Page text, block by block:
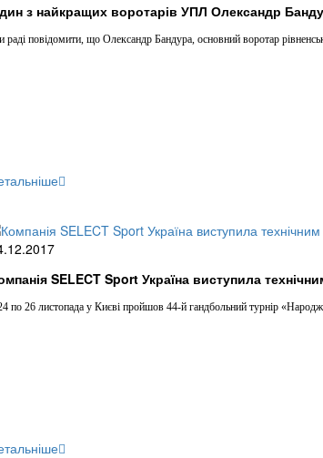
з найкращих воротарів УПЛ Олександр
раді повідомити, що Олександр Бандура, основний воротар
SELECT Sport Україна виступила
по 26 листопада у Києві пройшов 44-й гандбольний турнір